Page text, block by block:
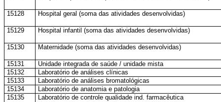
15128 Hospital geral (soma das atividades desenvolvidas)
15129 Hospital infantil (soma das atividades desenvolvidas)
15130 Maternidade (soma das atividades desenvolvidas)
15131
Unidade integrada de saúde / unidade mista
15132
Laboratório de análises clínicas
15133
Laboratório de análises bromatológicas
15134
Laboratório de anatomia e patologia
15135
Laboratório de controle qualidade ind. farmacêutica